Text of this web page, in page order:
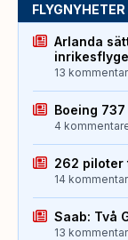
FLYGNYHETER
Arlanda
13
Boeing
4
262 piloter
14
Saab: Två
13